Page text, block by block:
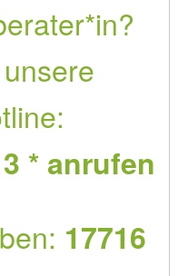
* anrufen
17716